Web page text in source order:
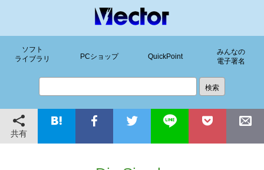
ソフト
ライブラリ
PCショップ QuickPoint
みんなの
電子署名
共有